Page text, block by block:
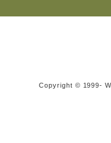
Copyright © 1999-